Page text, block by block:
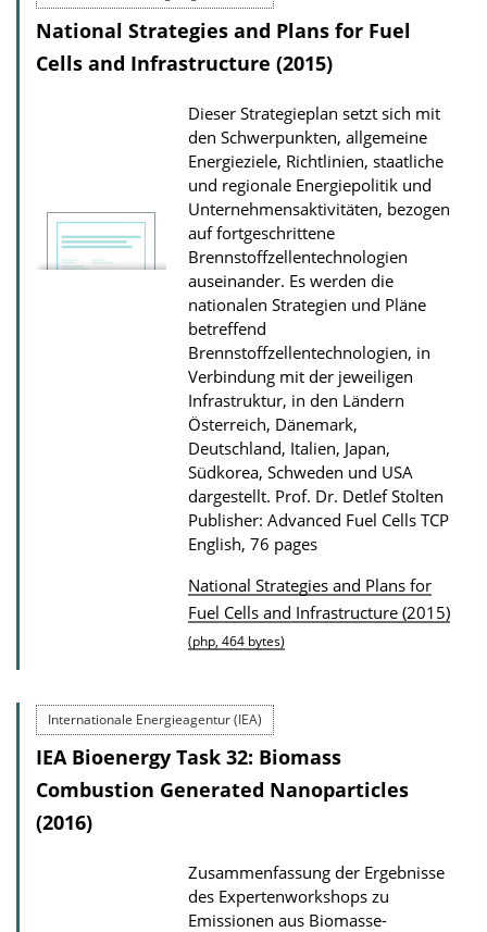
i
c
a
i
o
n
D
o
w
n
l
o
a
d
s
National Strategies and Plans for Fuel
Cells and Infrastructure (2015)
Dieser Strategieplan setzt sich mit
den Schwerpunkten, allgemeine
Energieziele, Richtlinien, staatliche
und regionale Energiepolitik und
Unternehmensaktivitäten, bezogen
auf fortgeschrittene
Brennstoffzellentechnologien
auseinander. Es werden die
nationalen Strategien und Pläne
betreffend
Brennstoffzellentechnologien, in
Verbindung mit der jeweiligen
Infrastruktur, in den Ländern
Österreich, Dänemark,
Deutschland, Italien, Japan,
Südkorea, Schweden und USA
dargestellt. Prof. Dr. Detlef Stolten
Publisher: Advanced Fuel Cells TCP
English, 76 pages
P
u
l
i
c
a
o
n
National Strategies and Plans for
Fuel Cells and Infrastructure (2015)
(php, 464 bytes)
Internationale Energieagentur (IEA)
IEA Bioenergy Task 32: Biomass
Combustion Generated Nanoparticles
(2016)
Zusammenfassung der Ergebnisse
des Expertenworkshops zu
Emissionen aus Biomasse-